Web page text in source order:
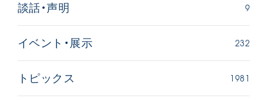
談話・声明 9
イベント・展示 232
トピックス 1981